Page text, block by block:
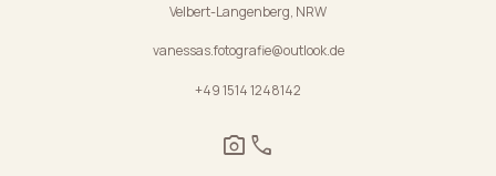
Velbert-Langenberg, NRW
vanessas.fotografie@outlook.de
+49 1514 1248142
camera_alt phone